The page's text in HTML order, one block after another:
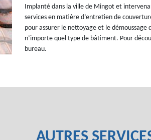
Implanté dans la ville de Mingot et
services en matière d’entretien de
pour assurer le nettoyage et le
n’importe quel type de bâtiment. Pour
bureau.